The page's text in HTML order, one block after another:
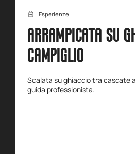
Esperienze
ARRAMPICATA SU
CAMPIGLIO
Scalata su ghiaccio tra cascate
guida professionista.